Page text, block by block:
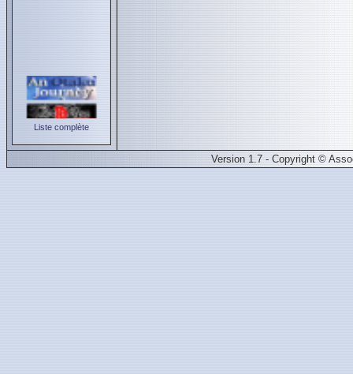
Liste complète
Version 1.7 - Copyright ©